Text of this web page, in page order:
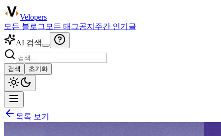
Velopers
모든 블로그 모든 태그공지 주간 인기글
AI 검색
검색 초기화
목록 보기